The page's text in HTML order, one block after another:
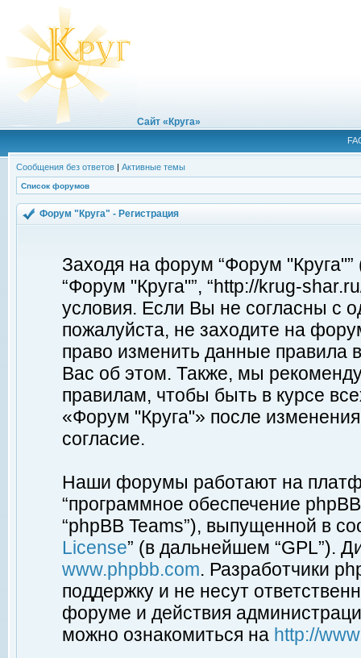
Сайт «Круга»
Сообщения без ответов | Активные темы
Список форумов
Форум "Круга" - Регистрация
Заходя на форум “Форум
“Форум "Круга"”, “http://krug-
условия. Если Вы не согласны с
пожалуйста, не заходите на
право изменить данные правила
Вас об этом. Также, мы
правилам, чтобы быть в курсе
«Форум "Круга"» после
согласие.
Наши форумы работают на
“программное обеспечение
“phpBB Teams”), выпущенной в
License” (в дальнейшем “GPL”).
www.phpbb.com. Разработчики
поддержку и не несут
форуме и действия
можно ознакомиться на http://